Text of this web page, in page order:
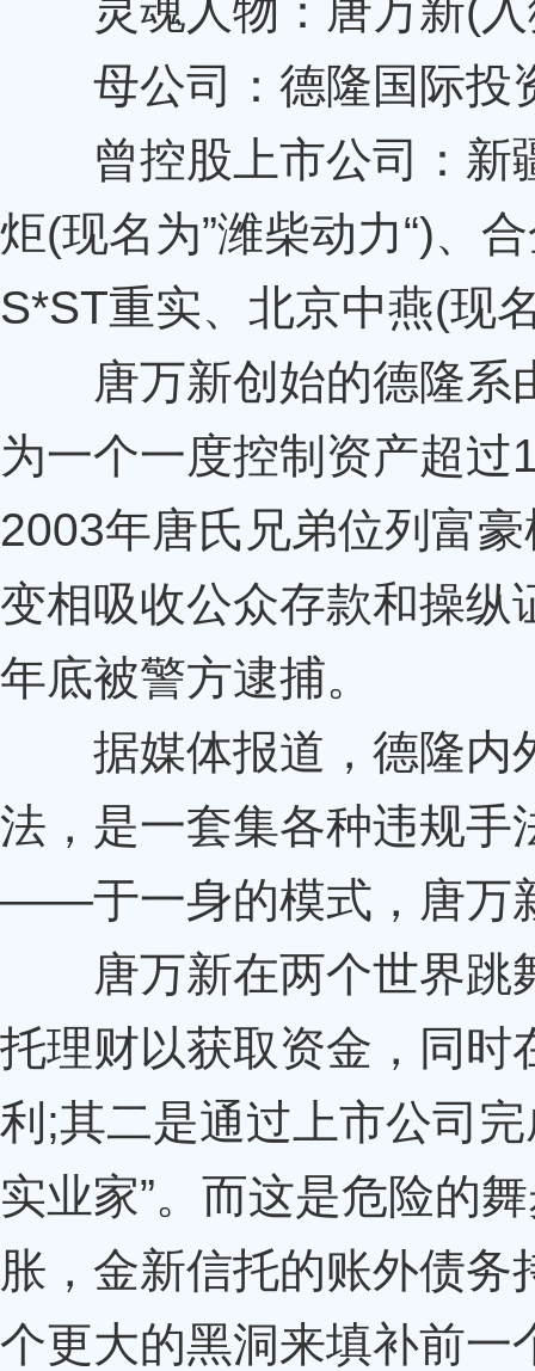
灵魂人物：唐万新(入
母公司：德隆国际投
曾控股上市公司：新
炬(现名为”潍柴动力“)、
S*ST重实、北京中燕(现
唐万新创始的德隆系
为一个一度控制资产超
2003年唐氏兄弟位列富
变相吸收公众存款和操
年底被警方逮捕。
据媒体报道，德隆内外
法，是一套集各种违规
——于一身的模式，唐万
唐万新在两个世界跳
托理财以获取资金，同时
利;其二是通过上市公司
实业家”。而这是危险的
胀，金新信托的账外债务
个更大的黑洞来填补前一